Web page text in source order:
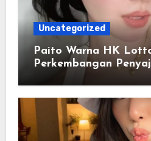
Uncategorized
Paito Warna HK
Perkembangan
Berbasis Warna